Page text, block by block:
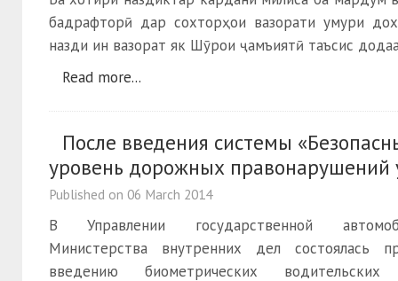
бадрафторӣ дар сохторҳои вазорати умури
назди ин вазорат як Шӯрои ҷамъиятӣ таъсис
Read more...
После введения системы
уровень дорожных правонарушений
Published on 06 March 2014
В Управлении государственной
Министерства внутренних дел состоялась
введению биометрических